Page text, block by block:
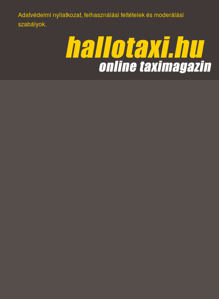
Adatvédelmi nyilatkozat, felhasználási feltételek és moderálási
szabályok.